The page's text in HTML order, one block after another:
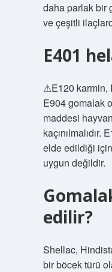
daha parlak bir
ve çeşitli
E401
⚠E120 karmin,
E904 gomalak
maddesi
elde edildiği
uygun değildir.
edilir?
Shellac,
bir böcek türü